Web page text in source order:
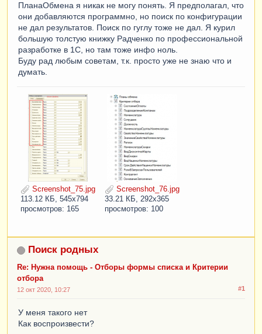
ПланаОбмена я никак не могу понять. Я предполагал, что
они добавляются программно, но поиск по конфигурации
не дал результатов. Поиск по гуглу тоже не дал. Я курил
большую толстую книжку Радченко по профессиональной
разработке в 1С, но там тоже инфо ноль.
Буду рад любым советам, т.к. просто уже не знаю что и
думать.
Screenshot_75.jpg
113.12 КБ, 545x794
просмотров: 165
Screenshot_76.jpg
33.21 КБ, 292x365
просмотров: 100
Поиск родных
Re: Нужна помощь - Отборы формы списка и Критерии
отбора
#1
12 окт 2020, 10:27
У меня такого нет
Как воспроизвести?